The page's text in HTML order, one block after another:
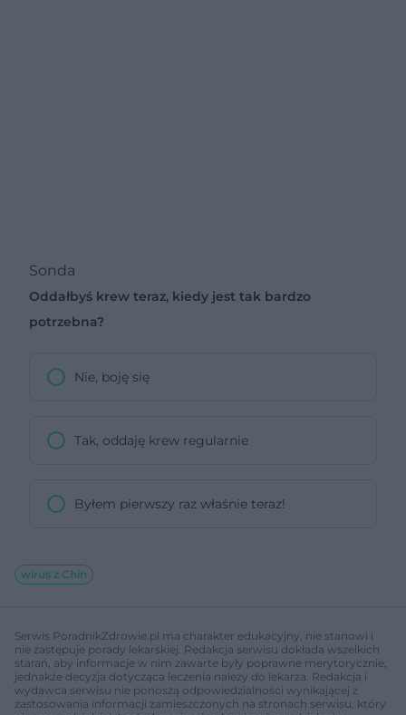
Sonda
Oddałbyś krew teraz, kiedy jest tak bardzo
potrzebna?
Nie, boję się
Tak, oddaję krew regularnie
Byłem pierwszy raz właśnie teraz!
wirus z Chin
Serwis PoradnikZdrowie.pl ma charakter edukacyjny, nie stanowi i
nie zastępuje porady lekarskiej. Redakcja serwisu dokłada wszelkich
starań, aby informacje w nim zawarte były poprawne merytorycznie,
jednakże decyzja dotycząca leczenia należy do lekarza. Redakcja i
wydawca serwisu nie ponoszą odpowiedzialności wynikającej z
zastosowania informacji zamieszczonych na stronach serwisu, który